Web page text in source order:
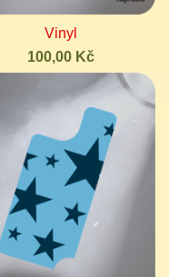
Vinyl
100,00 Kč